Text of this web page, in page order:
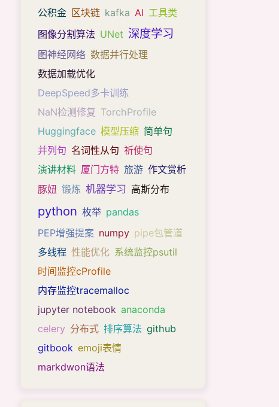
公积金 区块链 kafka AI 工具类
图像分割算法 UNet 深度学习
图神经网络 数据并行处理
数据加载优化
DeepSpeed多卡训练
NaN检测修复 TorchProfile
Huggingface 模型压缩 简单句
并列句 名词性从句 祈使句
演讲材料 厦门方特 旅游 作文赏析
豚妞 锻炼 机器学习 高斯分布
python 枚举 pandas
PEP增强提案 numpy pipe包管道
多线程 性能优化 系统监控psutil
时间监控cProfile
内存监控tracemalloc
jupyter notebook anaconda
celery 分布式 排序算法 github
gitbook emoji表情
markdwon语法